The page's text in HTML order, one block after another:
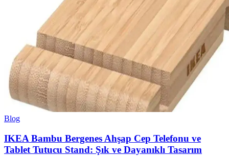
Blog
IKEA Bambu Bergenes Ahşap Cep Telefonu ve
Tablet Tutucu Stand: Şık ve Dayanıklı Tasarım